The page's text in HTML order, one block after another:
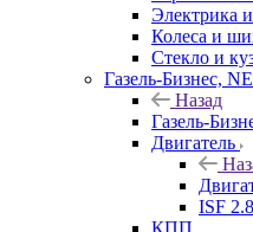
Электрика
Колеса и
Стекло и
Газель-Бизнес,
Назад
Газель-
Двигатель
ISF 2.8
КПП